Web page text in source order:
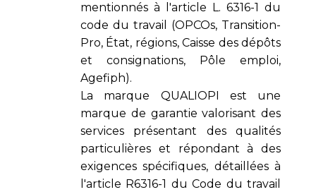
mentionnés à l'article L. 6316-1 du
code du travail (OPCOs, Transition-
Pro, État, régions, Caisse des dépôts
et consignations, Pôle emploi,
Agefiph).
La marque QUALIOPI est une
marque de garantie valorisant des
services présentant des qualités
particulières et répondant à des
exigences spécifiques, détaillées à
l'article R6316-1 du Code du travail